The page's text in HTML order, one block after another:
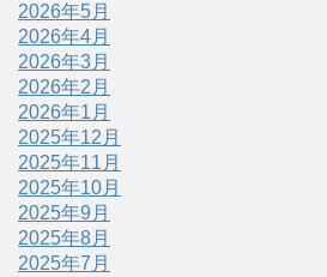
2026年5月
2026年4月
2026年3月
2026年2月
2026年1月
2025年12月
2025年11月
2025年10月
2025年9月
2025年8月
2025年7月